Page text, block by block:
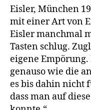
Eisler, München
mit einer Art von
Eisler manchmal
Tasten schlug.
eigene
genauso wie die
es bis dahin nicht
dass man auf